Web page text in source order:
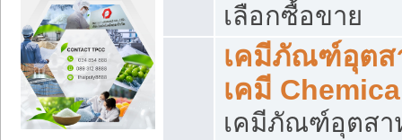
เลือกซื้อขาย
เคมีภัณฑ์อุตส
เคมี
เคมีภัณฑ์อุตสา